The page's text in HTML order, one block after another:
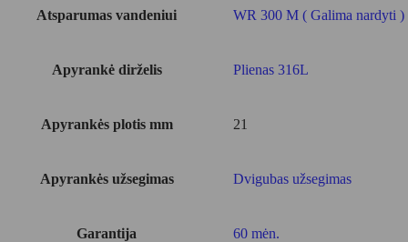
Atsparumas vandeniui WR 300 M ( Galima nardyti )
Apyrankė dirželis Plienas 316L
Apyrankės plotis mm 21
Apyrankės užsegimas Dvigubas užsegimas
Garantija 60 mėn.